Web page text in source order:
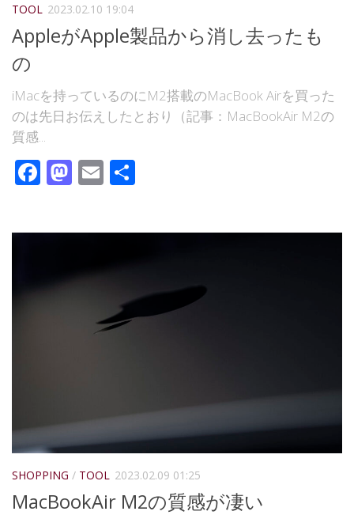
TOOL 2023.02.10 19:04
AppleがApple製品から消し去ったも
の
iMacを持っているのにM2搭載のMacBook Airを買った
のは先日お伝えしたとおり（記事：MacBookAir M2の
質感...
Facebook
Mastodon
Email
SHOPPING / TOOL 2023.02.09 01:25
MacBookAir M2の質感が凄い